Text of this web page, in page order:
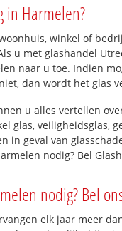
in Harmelen?
winkel of
u met glashandel
naar u toe. Indien
dan wordt het glas
u alles vertellen
glas, veiligheidsglas,
in geval van
nodig? Bel
nodig? Bel
elk jaar meer